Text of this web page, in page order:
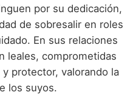
por su dedicación,
de sobresalir en roles
En sus relaciones
leales, comprometidas
protector, valorando la
los suyos.